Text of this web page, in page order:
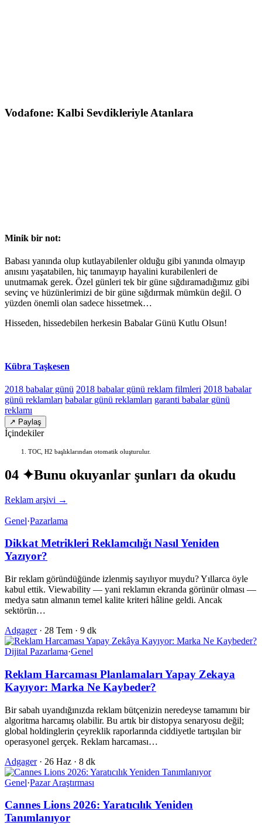
Vodafone: Kalbi Sevdikleriyle Atanlara
Minik bir not:
Babası yanında olup kutlayabilenler olduğu gibi yanında olmayıp
anısını yaşatabilen, hiç tanımayıp hayalini kurabilenleri de
unutmamak gerek. Özel günleri tek bir güne sığdıramadığımız gibi
sevinç ve hüzünlerimizi de bir güne sığdırmak mümkün değil. O
yüzden önemli olan sadece hissetmek…
Hisseden, hissedebilen herkesin Babalar Günü Kutlu Olsun!
Kübra Taşkesen
2018 babalar günü 2018 babalar günü reklam filmleri 2018 babalar
günü reklamları babalar günü reklamları garanti babalar günü
reklamı
↗ Paylaş
İçindekiler
TOC, H2 başlıklarından otomatik oluşturulur.
04 ✦Bunu okuyanlar şunları da okudu
Reklam arşivi →
Genel·Pazarlama
Dikkat Metrikleri Reklamcılığı Nasıl Yeniden
Yazıyor?
Bir reklam göründüğünde izlenmiş sayılıyor muydu? Yıllarca öyle
kabul ettik. Viewability — yani reklamın ekranda görünür olması —
medya satın almanın temel kalite kriteri hâline geldi. Ancak
sektörün…
Adgager · 28 Tem · 9 dk
Dijital Pazarlama·Genel
Reklam Harcaması Planlamaları Yapay Zekaya
Kayıyor: Marka Ne Kaybeder?
Bir sabah uyandığınızda reklam bütçenizin neredeyse tamamını bir
algoritma harcamış olabilir. Bu artık bir distopya senaryosu değil;
global holdinglerin çeyreklik raporlarında ciddiyetle tartışılan bir
operasyonel gerçek. Reklam harcaması…
Adgager · 26 Haz · 8 dk
Genel·Pazar Araştırması
Cannes Lions 2026: Yaratıcılık Yeniden
Tanımlanıyor